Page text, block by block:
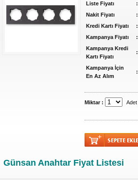
Liste Fiyatı
:
Nakit Fiyatı
:
Kredi Kartı Fiyatı
:
Kampanya Fiyatı
:
Kampanya Kredi
Kartı Fiyatı
:
Kampanya İçin
En Az Alım
:
Miktar : Adet
Günsan Anahtar Fiyat Listesi